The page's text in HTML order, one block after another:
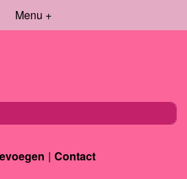
Menu +
Contact